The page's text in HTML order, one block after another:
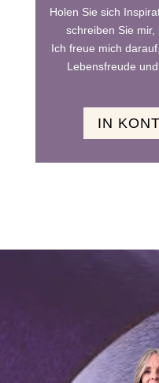
Holen Sie sich
schreiben Sie mir,
Ich freue mich
Lebensfreude
IN